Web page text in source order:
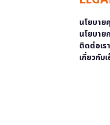
นโยบาย
นโยบาย
ติดต่อเรา
เกี่ยวกับ